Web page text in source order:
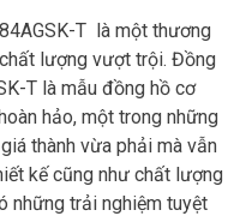
T là một thương
lượng vượt trội. Đồng
T là mẫu đồng hồ cơ
hảo, một trong những
thành vừa phải mà vẫn
kế cũng như chất lượng
những trải nghiệm tuyệt